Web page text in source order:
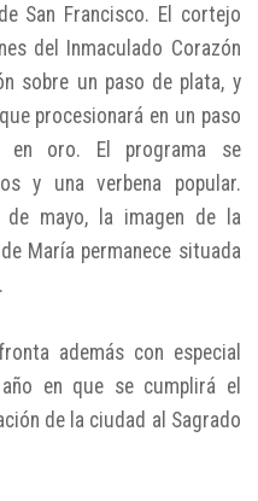
San Francisco. El cortejo
del Inmaculado Corazón
sobre un paso de plata, y
procesionará en un paso
en oro. El programa se
y una verbena popular.
mayo, la imagen de la
María permanece situada
además con especial
en que se cumplirá el
de la ciudad al Sagrado